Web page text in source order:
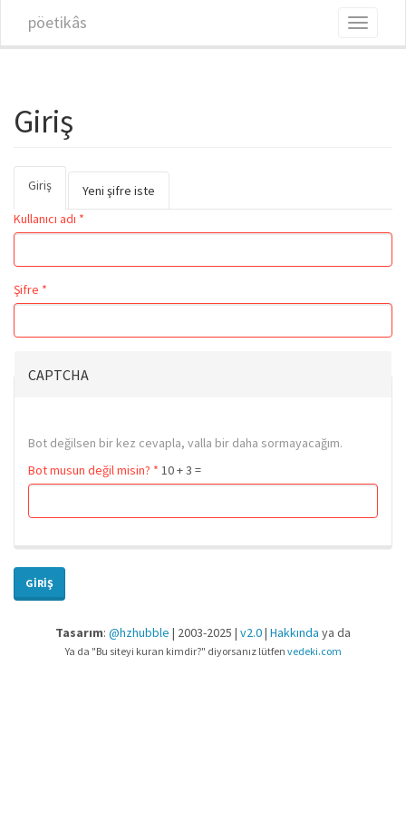
pöetikâs
Toggle
Giriş
Birincil sekmeler
Giriş
Yeni şifre iste
Kullanıcı adı *
Şifre *
CAPTCHA
Bot değilsen bir kez cevapla, valla bir daha sormayacağım.
Bot musun değil misin? * 10 + 3 =
GIRIŞ
Tasarım: @hzhubble | 2003-2025 | v2.0| Hakkında ya da
Ya da "Bu siteyi kuran kimdir?" diyorsanız lütfen vedeki.com